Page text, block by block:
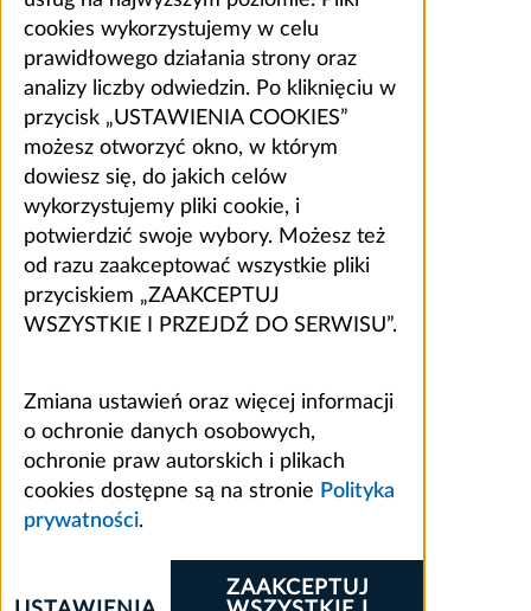
cookies wykorzystujemy w celu
prawidłowego działania strony oraz
analizy liczby odwiedzin. Po kliknięciu w
przycisk „USTAWIENIA COOKIES”
możesz otworzyć okno, w którym
dowiesz się, do jakich celów
wykorzystujemy pliki cookie, i
potwierdzić swoje wybory. Możesz też
od razu zaakceptować wszystkie pliki
przyciskiem „ZAAKCEPTUJ
WSZYSTKIE I PRZEJDŹ DO SERWISU”.
Zmiana ustawień oraz więcej informacji
o ochronie danych osobowych,
ochronie praw autorskich i plikach
cookies dostępne są na stronie Polityka
prywatności.
ZAAKCEPTUJ